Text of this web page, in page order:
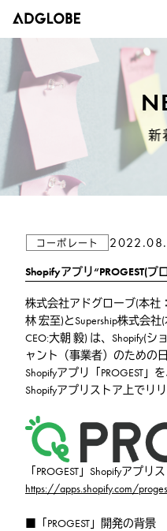
新
コーポレート
Shopifyアプリ“PROGEST(
株式会社アドグローブ(本社
林 宏至)とSupership株式会
CEO:大朝 毅) は、Shopify(
ャント（事業者）のための
Shopifyアプリ「PROGEST」を
Shopifyアプリストア上でリ
「PROGEST」Shopifyアプリ
https://apps.shopify.com/
■「PROGEST」開発の背景